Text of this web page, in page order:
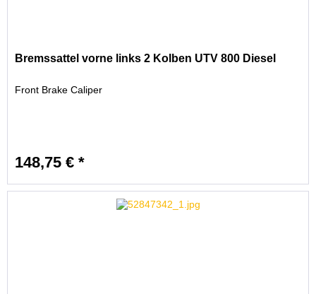
Bremssattel vorne links 2 Kolben UTV 800 Diesel
Front Brake Caliper
148,75 € *